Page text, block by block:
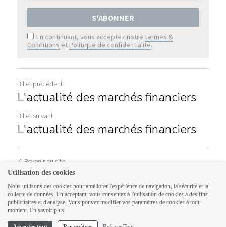
S'ABONNER
En continuant, vous acceptez notre termes &
Conditions et Politique de confidentialité.
Billet précédent
L'actualité des marchés financiers
Billet suivant
L'actualité des marchés financiers
Revenir au site
Utilisation des cookies
Nous utilisons des cookies pour améliorer l'expérience de navigation, la sécurité et la
collecte de données. En acceptant, vous consentez à l'utilisation de cookies à des fins
publicitaires et d'analyse. Vous pouvez modifier vos paramètres de cookies à tout
moment. En savoir plus